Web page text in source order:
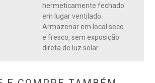
hermeticamente fechado
em lugar ventilado.
Armazenar em local seco
e fresco, sem exposição
direta de luz solar.